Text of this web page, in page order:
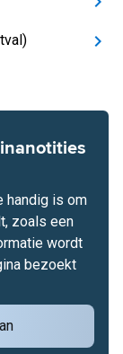
handig is om
zoals een
wordt
bezoekt